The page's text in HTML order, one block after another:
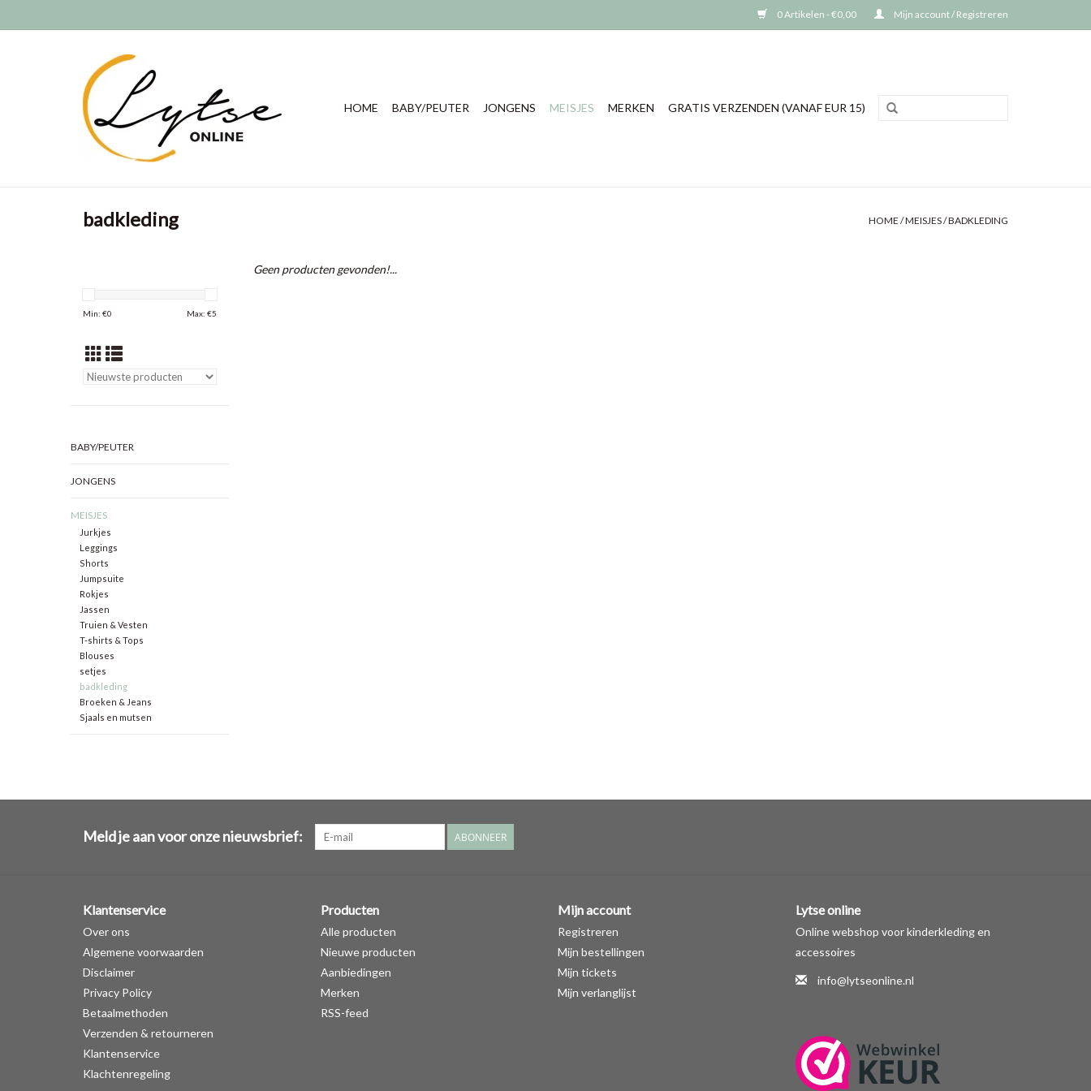
0 Artikelen - €0,00 Mijn account / Registreren
HOME BABY/PEUTER JONGENS MEISJES MERKEN GRATIS VERZENDEN (VANAF EUR 15)
badkleding HOME /MEISJES/BADKLEDING
Min: €0 Max: €5
BABY/PEUTER
JONGENS
MEISJES
Jurkjes
Leggings
Shorts
Jumpsuite
Rokjes
Jassen
Truien & Vesten
T-shirts & Tops
Blouses
setjes
badkleding
Broeken & Jeans
Sjaals en mutsen
Geen producten gevonden!...
Meld je aan voor onze nieuwsbrief: ABONNEER
Klantenservice
Over ons
Algemene voorwaarden
Disclaimer
Privacy Policy
Betaalmethoden
Verzenden & retourneren
Klantenservice
Klachtenregeling
Producten
Alle producten
Nieuwe producten
Aanbiedingen
Merken
RSS-feed
Mijn account
Registreren
Mijn bestellingen
Mijn tickets
Mijn verlanglijst
Lytse online
Online webshop voor kinderkleding en
accessoires
info@lytseonline.nl